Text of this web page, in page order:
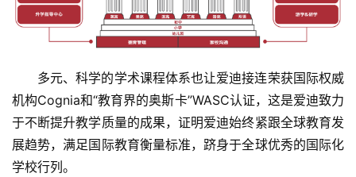
教
育
专
注册
多元、科学的学术课程体系也让爱迪接连荣获国际权威
机构Cognia和“教育界的奥斯卡”WASC认证，这是爱迪致力
于不断提升教学质量的成果，证明爱迪始终紧跟全球教育发
展趋势，满足国际教育衡量标准，跻身于全球优秀的国际化
学校行列。